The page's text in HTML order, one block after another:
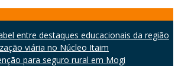
entre destaques educacionais da região
viária no Núcleo Itaim
para seguro rural em Mogi